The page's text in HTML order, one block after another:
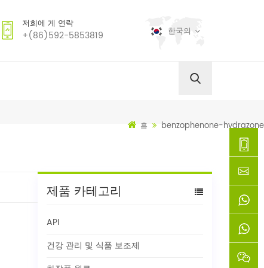
저희에 게 연락
+(86)592-5853819 한국의
홈 benzophenone-hydrazone
제품 카테고리
API
건강 관리 및 식품 보조제
5853819